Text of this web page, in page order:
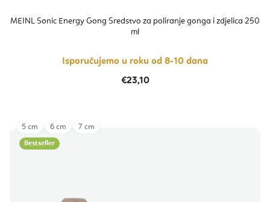
MEINL Sonic Energy Gong Sredstvo za poliranje gonga i zdjelica 250
ml
Isporučujemo u roku od 8-10 dana
€23,10
Bestseller
5 cm 6 cm 7 cm